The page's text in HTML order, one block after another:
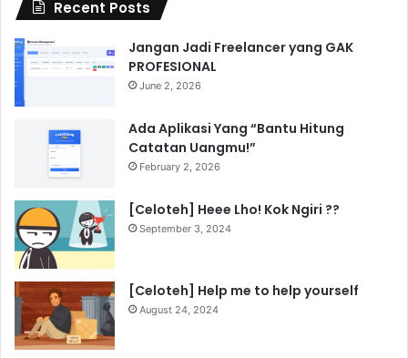
Recent Posts
Jangan Jadi Freelancer yang GAK
PROFESIONAL
June 2, 2026
Ada Aplikasi Yang “Bantu Hitung
Catatan Uangmu!”
February 2, 2026
[Celoteh] Heee Lho! Kok Ngiri ??
September 3, 2024
[Celoteh] Help me to help yourself
August 24, 2024